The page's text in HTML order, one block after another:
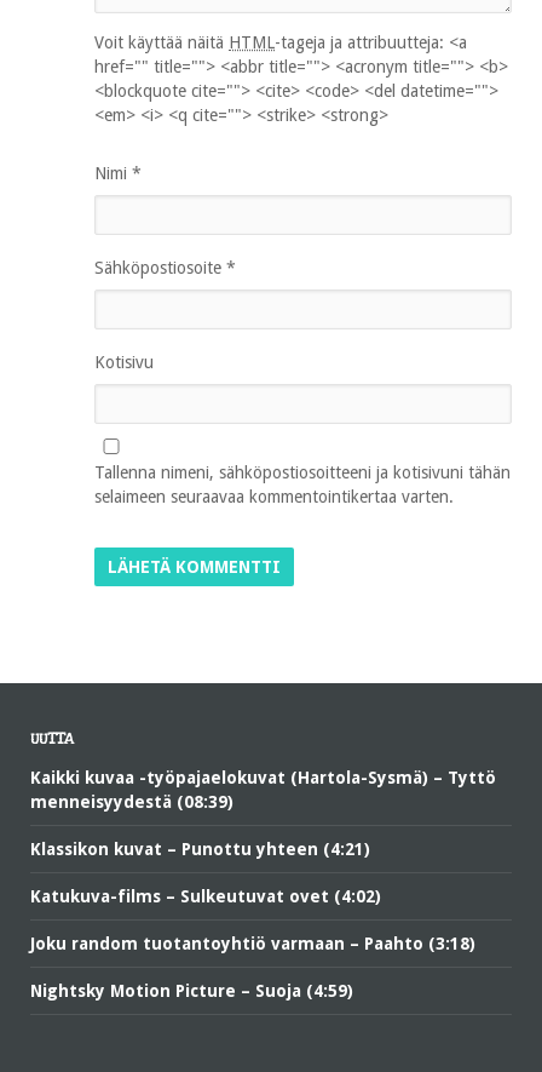
Voit käyttää näitä HTML-tageja ja attribuutteja: <a
href="" title=""> <abbr title=""> <acronym title=""> <b>
<blockquote cite=""> <cite> <code> <del datetime="">
<em> <i> <q cite=""> <strike> <strong>
Nimi *
Sähköpostiosoite *
Kotisivu
Tallenna nimeni, sähköpostiosoitteeni ja kotisivuni tähän
selaimeen seuraavaa kommentointikertaa varten.
UUTTA
Kaikki kuvaa -työpajaelokuvat (Hartola-Sysmä) – Tyttö
menneisyydestä (08:39)
Klassikon kuvat – Punottu yhteen (4:21)
Katukuva-films – Sulkeutuvat ovet (4:02)
Joku random tuotantoyhtiö varmaan – Paahto (3:18)
Nightsky Motion Picture – Suoja (4:59)